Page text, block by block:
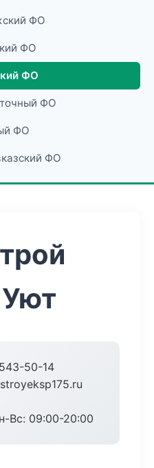
ФО
ФО
ФО
ФО
ФО
ФО
50-14
Вс: 09:00-20:00